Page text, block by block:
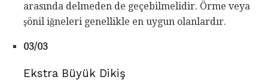
arasında delmeden de geçebilmelidir. Örme veya
şönil iğneleri genellikle en uygun olanlardır.
03/03
Ekstra Büyük Dikiş